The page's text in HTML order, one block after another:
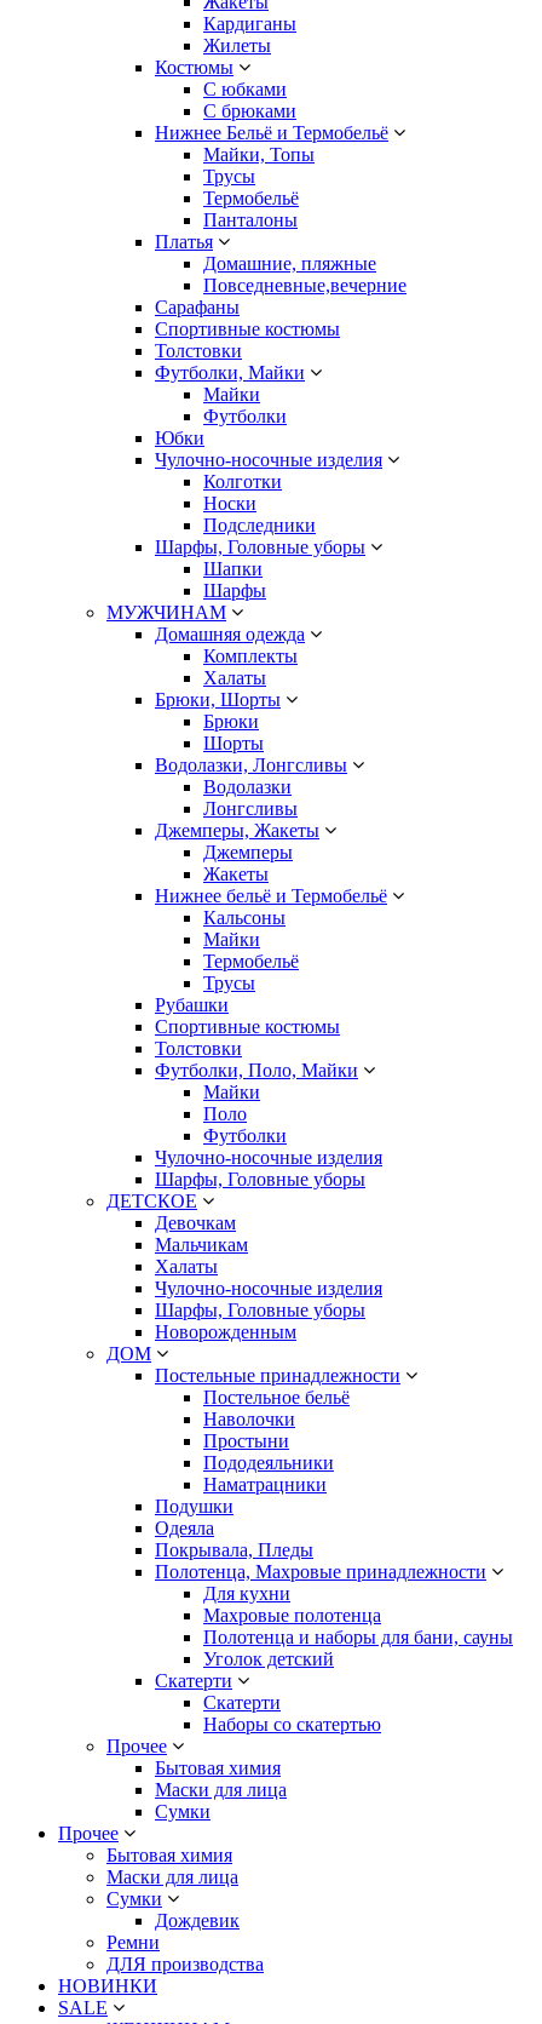
Кардиганы
Жилеты
Костюмы
С юбками
С брюками
Нижнее Бельё и Термобельё
Майки, Топы
Трусы
Термобельё
Панталоны
Платья
Домашние, пляжные
Повседневные,вечерние
Сарафаны
Спортивные костюмы
Толстовки
Футболки, Майки
Майки
Футболки
Юбки
Чулочно-носочные изделия
Колготки
Носки
Подследники
Шарфы, Головные уборы
Шапки
Шарфы
МУЖЧИНАМ
Домашняя одежда
Комплекты
Халаты
Брюки, Шорты
Брюки
Шорты
Водолазки, Лонгсливы
Водолазки
Лонгсливы
Джемперы, Жакеты
Джемперы
Жакеты
Нижнее бельё и Термобельё
Кальсоны
Майки
Термобельё
Трусы
Рубашки
Спортивные костюмы
Толстовки
Футболки, Поло, Майки
Майки
Поло
Футболки
Чулочно-носочные изделия
Шарфы, Головные уборы
ДЕТСКОЕ
Девочкам
Мальчикам
Халаты
Чулочно-носочные изделия
Шарфы, Головные уборы
Новорожденным
ДОМ
Постельные принадлежности
Постельное бельё
Наволочки
Простыни
Пододеяльники
Наматрацники
Подушки
Одеяла
Покрывала, Пледы
Полотенца, Махровые принадлежности
Для кухни
Махровые полотенца
Полотенца и наборы для бани, сауны
Уголок детский
Скатерти
Скатерти
Наборы со скатертью
Прочее
Бытовая химия
Маски для лица
Сумки
Прочее
Бытовая химия
Маски для лица
Сумки
Дождевик
Ремни
ДЛЯ производства
НОВИНКИ
SALE